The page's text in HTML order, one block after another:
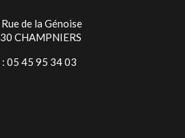
de la Génoise
CHAMPNIERS
: 05 45 95 34 03